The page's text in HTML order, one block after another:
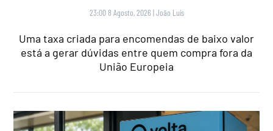
23:00 8 Agosto, 2026 |João Luís
Uma taxa criada para encomendas de baixo valor
está a gerar dúvidas entre quem compra fora da
União Europeia